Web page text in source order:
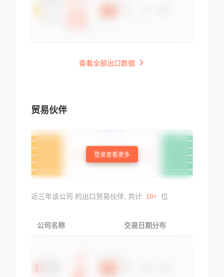
查看全部出口数据
贸易伙伴
登录查看更多
近三年该公司 的出口贸易伙伴, 共计 10+ 位
公司名称 交易日期分布